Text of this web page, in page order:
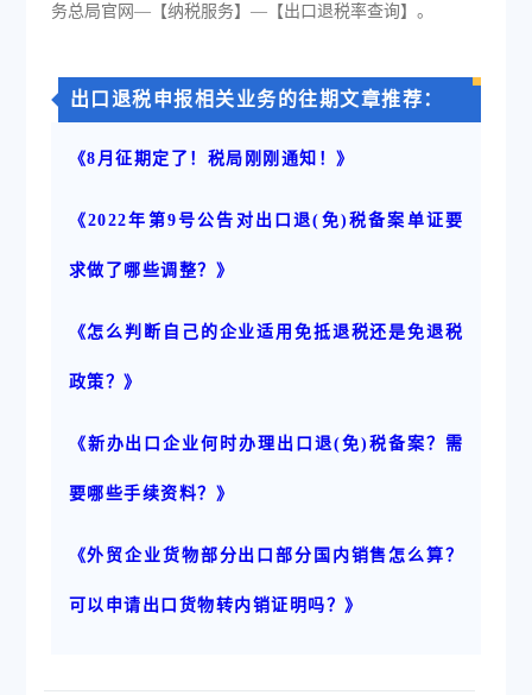
务总局官网—【纳税服务】—【出口退税率查询】。
出口退税申报相关业务的往期文章推荐：
《8月征期定了！税局刚刚通知！》
《2022年第9号公告对出口退(免)税备案单证要
求做了哪些调整？》
《怎么判断自己的企业适用免抵退税还是免退税
政策？》
《新办出口企业何时办理出口退(免)税备案？需
要哪些手续资料？》
《外贸企业货物部分出口部分国内销售怎么算？
可以申请出口货物转内销证明吗？》